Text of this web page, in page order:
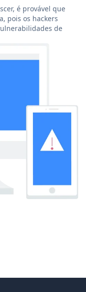
é provável que
pois os hackers
de